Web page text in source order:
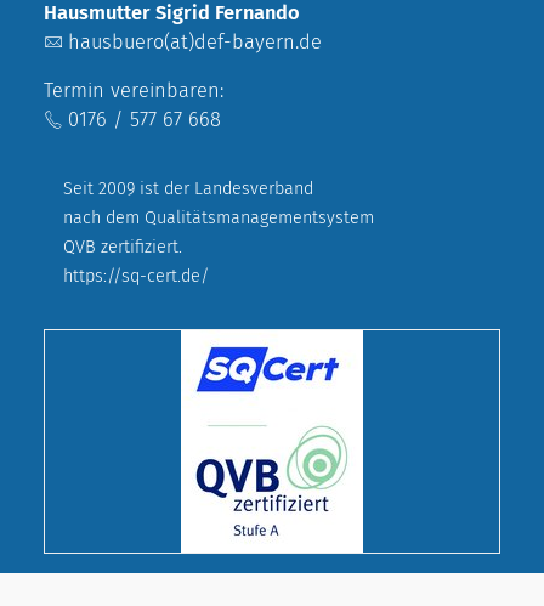
Hausmutter Sigrid Fernando
hausbuero(at)def-bayern.de
Termin vereinbaren:
0176 / 577 67 668
Seit 2009 ist der Landesverband
nach dem Qualitätsmanagementsystem
QVB zertifiziert.
https://sq-cert.de/